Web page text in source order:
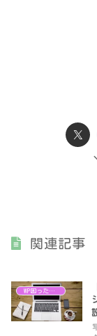
関連記事
WP困ったシリーズ